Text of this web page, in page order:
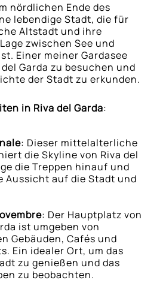
nördlichen Ende des
lebendige Stadt, die für
Altstadt und ihre
zwischen See und
Einer meiner Gardasee
Garda zu besuchen und
der Stadt zu erkunden.
in Riva del Garda:
: Dieser mittelalterliche
die Skyline von Riva del
die Treppen hinauf und
Aussicht auf die Stadt und
: Der Hauptplatz von
ist umgeben von
Gebäuden, Cafés und
Ein idealer Ort, um das
zu genießen und das
zu beobachten.